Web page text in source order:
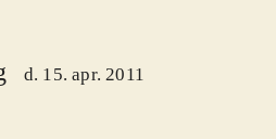
d. 15. apr. 2011